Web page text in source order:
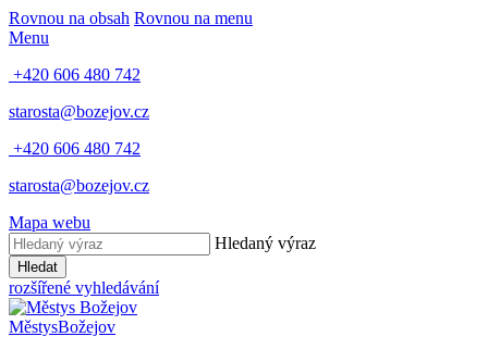
Rovnou na obsah Rovnou na menu
Menu
+420 606 480 742
starosta@bozejov.cz
+420 606 480 742
starosta@bozejov.cz
Mapa webu
Hledaný výraz
Hledat
rozšířené vyhledávání
MěstysBožejov